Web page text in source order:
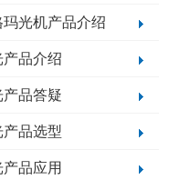
玛光机产品介绍
产品介绍
产品答疑
产品选型
品应用